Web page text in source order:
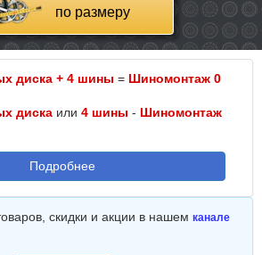
по размеру
диска + 4 шины = Шиномонтаж 0
диска или 4 шины - Шиномонтаж
Подробнее
скидки и акции в нашем канале